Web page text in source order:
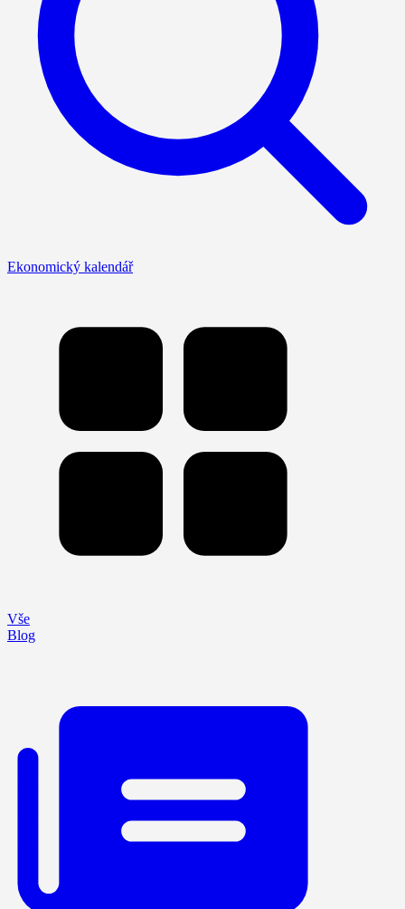
Ekonomický kalendář
Vše
Blog